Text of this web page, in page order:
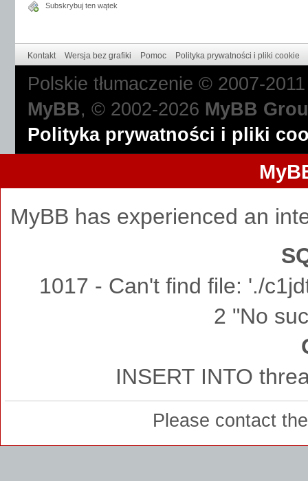
Subskrybuj ten wątek
Kontakt Wersja bez grafiki Pomoc Polityka prywatności i pliki cookie
Polskie tłumaczenie © 2007-
MyBB, © 2002-2026 MyBB
Polityka prywatności i pliki
MyBB has experienced an
1017 - Can't find file: './
2 "No
INSERT INTO
Please contact